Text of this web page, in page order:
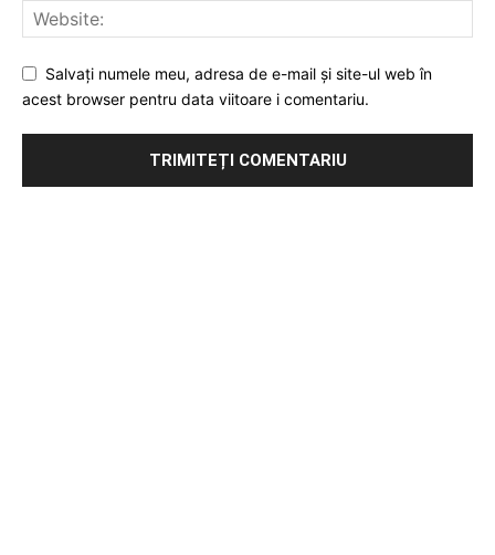
Salvați numele meu, adresa de e-mail și site-ul web în
acest browser pentru data viitoare i comentariu.